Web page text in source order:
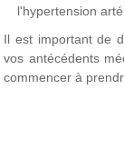
l'hypertension
Il est important de
vos antécédents
commencer à